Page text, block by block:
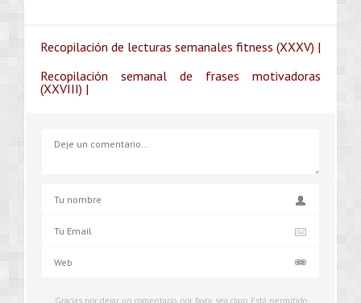
Recopilación de lecturas semanales fitness (XXXV) |
Recopilación semanal de frases motivadoras
(XXVIII) |
Gracias por dejar un comentario, por favor sea claro. Está permitido